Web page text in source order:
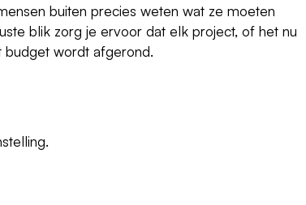
buiten precies weten wat ze moeten
blik zorg je ervoor dat elk project, of het nu
budget wordt afgerond.